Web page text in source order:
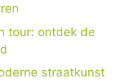
tour: ontdek de
straatkunst